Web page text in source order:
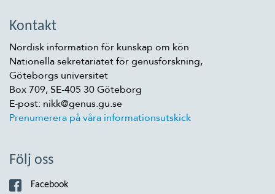
Kontakt
Nordisk information för kunskap om kön
Nationella sekretariatet för genusforskning,
Göteborgs universitet
Box 709, SE-405 30 Göteborg
E-post: nikk@genus.gu.se
Prenumerera på våra informationsutskick
Följ oss
Facebook